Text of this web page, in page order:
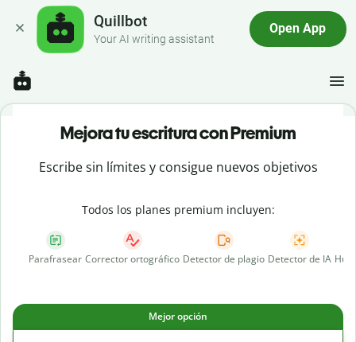
Quillbot
Your AI writing assistant
Open App
Mejora tu escritura con Premium
Escribe sin límites y consigue nuevos objetivos
Todos los planes premium incluyen:
Parafrasear Corrector ortográfico Detector de plagio Detector de IA
Mejor opción